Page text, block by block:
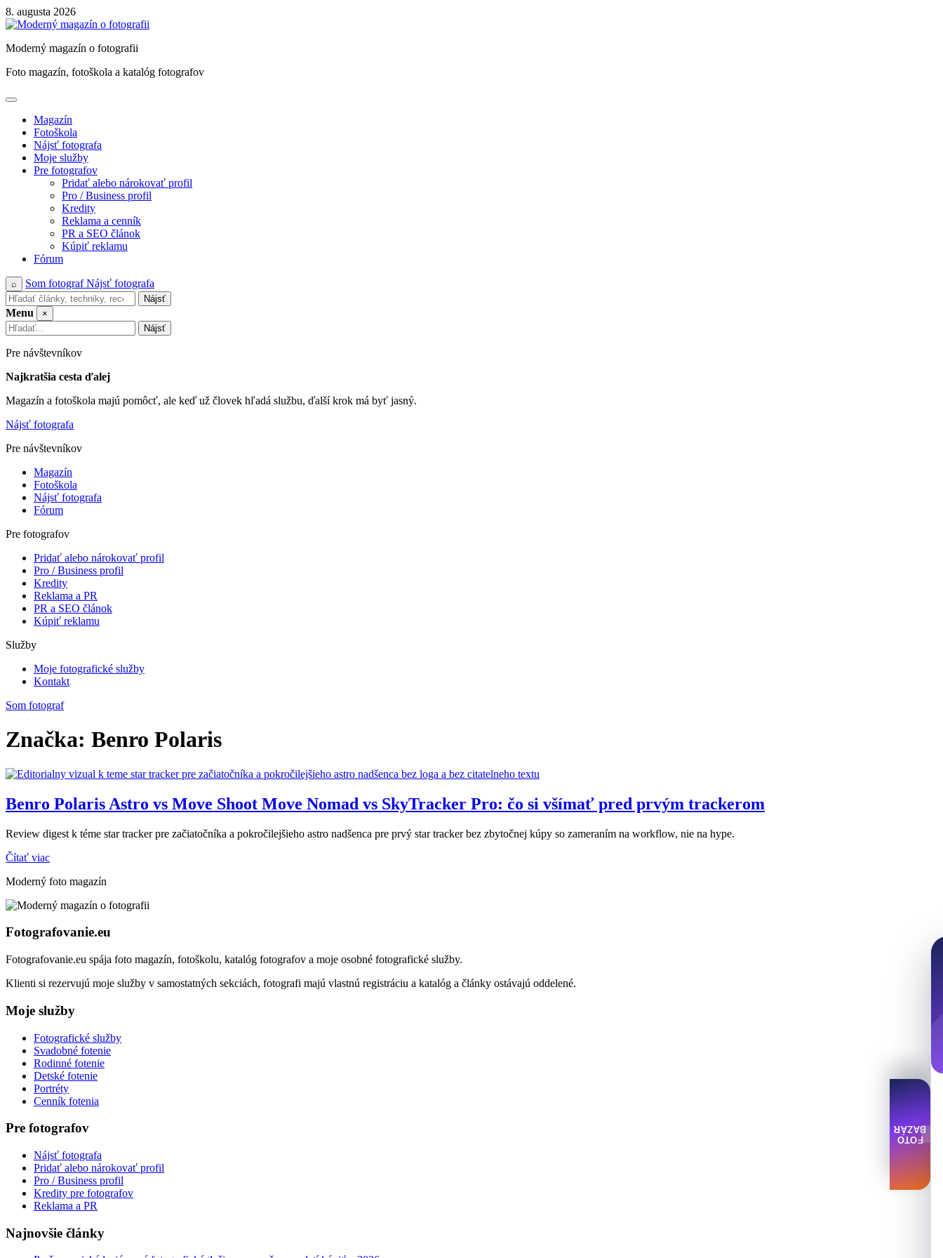
Skip
to
8. augusta 2026
Moderný magazín o fotografii
Foto magazín, fotoškola a katalóg fotografov
Magazín
Fotoškola
Nájsť fotografa
Moje služby
Pre fotografov
Pridať alebo nárokovať profil
Pro / Business profil
Kredity
Reklama a cenník
PR a SEO článok
Kúpiť reklamu
Fórum
⌕ Som fotografNájsť fotografa
Nájsť
Menu
×
Nájsť
Pre návštevníkov
Najkratšia cesta ďalej
Magazín a fotoškola majú pomôcť, ale keď už človek hľadá službu, ďalší krok má byť jasný.
Nájsť fotografa
Pre návštevníkov
Magazín
Fotoškola
Nájsť fotografa
Fórum
Pre fotografov
Pridať alebo nárokovať profil
Pro / Business profil
Kredity
Reklama a PR
PR a SEO článok
Kúpiť reklamu
Služby
Moje fotografické služby
Kontakt
Som fotograf
Značka: Benro Polaris
Benro Polaris Astro vs Move Shoot Move Nomad vs SkyTracker Pro: čo si všímať pred prvým trackerom
Review digest k téme star tracker pre začiatočníka a pokročilejšieho astro nadšenca pre prvý star tracker bez zbytočnej kúpy so zameraním na workflow, nie na hype.
Čítať viac
Moderný foto magazín
Fotografovanie.eu
Fotografovanie.eu spája foto magazín, fotoškolu, katalóg fotografov a moje osobné fotografické služby.
Klienti si rezervujú moje služby v samostatných sekciách, fotografi majú vlastnú registráciu a katalóg a články ostávajú oddelené.
Moje služby
Fotografické služby
Svadobné fotenie
Rodinné fotenie
Detské fotenie
Portréty
Cenník fotenia
Pre fotografov
Nájsť fotografa
Pridať alebo nárokovať profil
Pro / Business profil
Kredity pre fotografov
Reklama a PR
Najnovšie články
FOTO
BAZÁR